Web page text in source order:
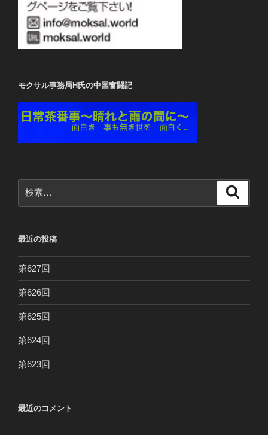
モクサル事務局H氏の中国奮闘記
索:
最近の投稿
第627回
第626回
第625回
第624回
第623回
最近のコメント